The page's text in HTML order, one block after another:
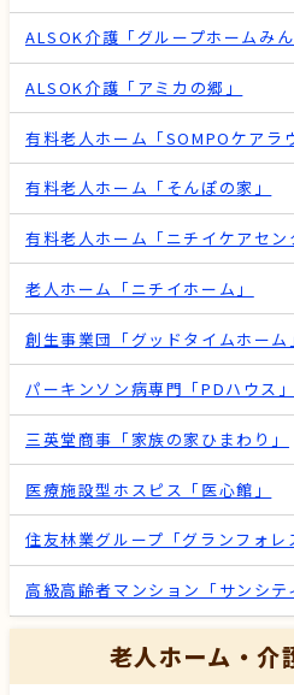
ALSOK介護「グループホームみん
ALSOK介護「アミカの郷」
有料老人ホーム「SOMPOケアラ
有料老人ホーム「そんぽの家」
有料老人ホーム「ニチイケアセン
老人ホーム「ニチイホーム」
創生事業団「グッドタイムホーム
パーキンソン病専門「PDハウス」
三英堂商事「家族の家ひまわり」
医療施設型ホスピス「医心館」
住友林業グループ「グランフォレ
高級高齢者マンション「サンシテ
老人ホーム・介